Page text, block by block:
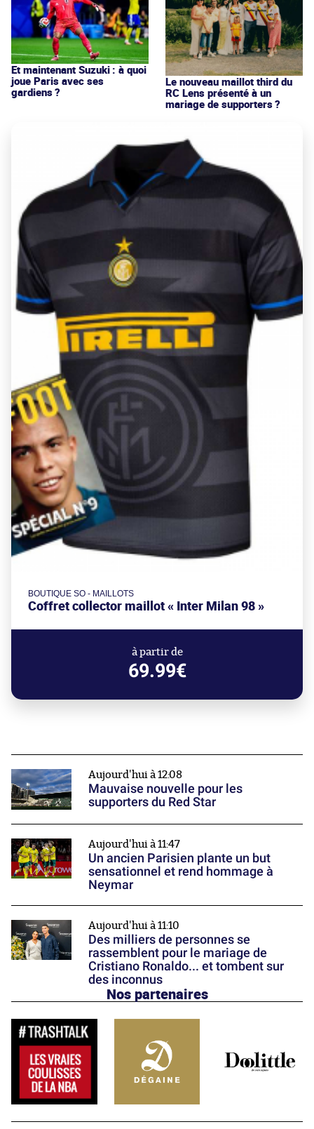
Et maintenant Suzuki : à quoi
joue Paris avec ses
gardiens ?
Le nouveau maillot third du
RC Lens présenté à un
mariage de supporters ?
BOUTIQUE SO - MAILLOTS
Coffret collector maillot « Inter Milan 98 »
à partir de
69.99€
Aujourd'hui à 12:08
Mauvaise nouvelle pour les
supporters du Red Star
Aujourd'hui à 11:47
Un ancien Parisien plante un but
sensationnel et rend hommage à
Neymar
Aujourd'hui à 11:10
Des milliers de personnes se
rassemblent pour le mariage de
Cristiano Ronaldo... et tombent sur
des inconnus
Nos partenaires